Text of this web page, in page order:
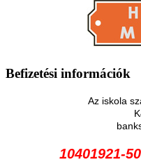
Befizetési információk
Az iskola
10401921-